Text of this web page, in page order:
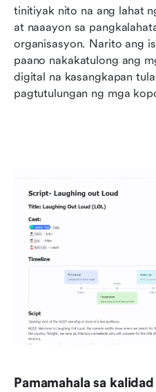
tinitiyak nito na ang lahat
at naaayon sa
organisasyon. Narito ang
paano nakakatulong ang
digital na kasangkapan
pagtutulungan ng mga
Pamamahala sa